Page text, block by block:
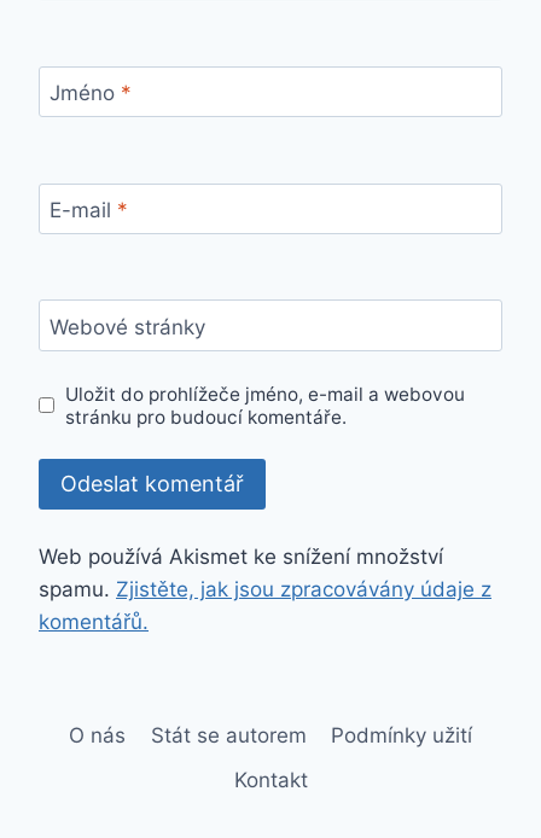
Jméno *
E-mail *
Webové stránky
Uložit do prohlížeče jméno, e-mail a webovou
stránku pro budoucí komentáře.
Web používá Akismet ke snížení množství
spamu. Zjistěte, jak jsou zpracovávány údaje z
komentářů.
O nás Stát se autorem
Podmínky užití
Kontakt